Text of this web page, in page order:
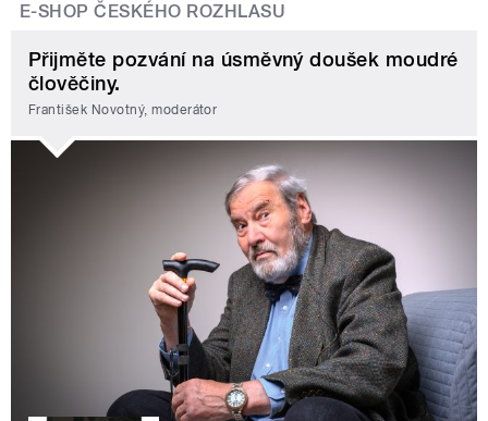
E-SHOP ČESKÉHO ROZHLASU
Přijměte pozvání na úsměvný doušek moudré
člověčiny.
František Novotný, moderátor